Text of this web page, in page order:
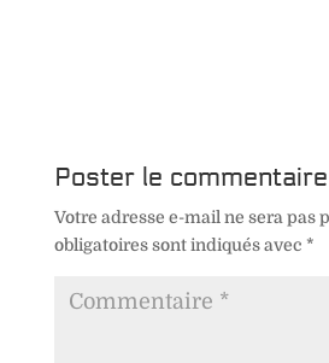
Poster le commentaire
Votre adresse e-mail ne sera pas
obligatoires sont indiqués avec *